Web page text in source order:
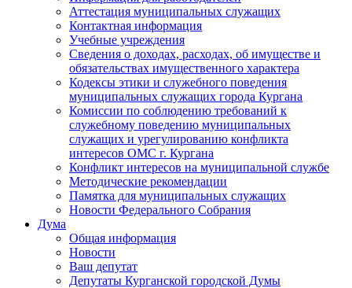
Аттестация муниципальных служащих
Контактная информация
Учебные учреждения
Сведения о доходах, расходах, об имуществе и
обязательствах имущественного характера
Кодексы этики и служебного поведения
муниципальных служащих города Кургана
Комиссии по соблюдению требований к
служебному поведению муниципальных
служащих и урегулированию конфликта
интересов ОМС г. Кургана
Конфликт интересов на муниципальной службе
Методические рекомендации
Памятка для муниципальных служащих
Новости Федерального Cобрания
Дума
Общая информация
Новости
Ваш депутат
Депутаты Курганской городской Думы